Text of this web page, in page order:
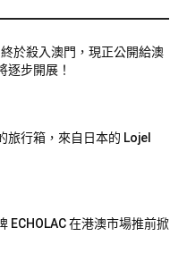
終於殺入澳門，現正公開給澳
逐步開展！
旅行箱，來自日本的 Lojel
ECHOLAC 在港澳市場推前掀